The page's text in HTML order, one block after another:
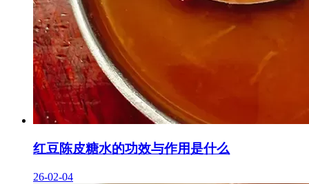
红豆陈皮糖水的功效与作用是什么
26-02-04